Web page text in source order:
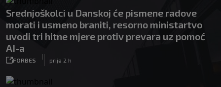
Srednjoškolci u Danskoj će pismene radove
morati i usmeno braniti, resorno ministartvo
uvodi tri hitne mjere protiv prevara uz pomoć
AI-a
FORBES
|
prije 2 h